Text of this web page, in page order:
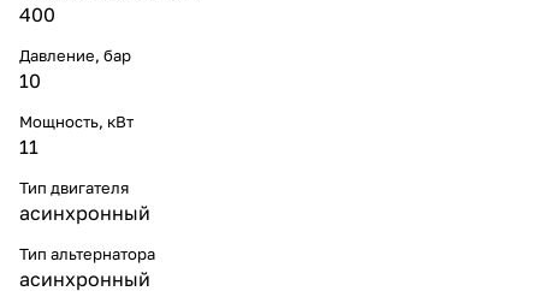
400
Давление, бар
10
Мощность, кВт
11
Тип двигателя
асинхронный
Тип альтернатора
асинхронный